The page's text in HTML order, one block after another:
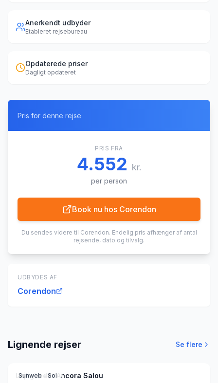
Anerkendt udbyder
Etableret rejsebureau
Opdaterede priser
Dagligt opdateret
Pris for denne rejse
PRIS FRA
4.552 kr.
per person
Book nu hos Corendon
Du sendes videre til Corendon. Endelig pris afhænger af antal
rejsende, dato og tilvalg.
UDBYDES AF
Corendon
Lignende rejser Se flere
Sunweb - Sol
Lejligheder Ancora Salou